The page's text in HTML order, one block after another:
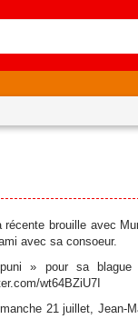
brouille avec
avec sa consoeur.
» pour sa
wt64BZiU7I
21 juillet, Jean-